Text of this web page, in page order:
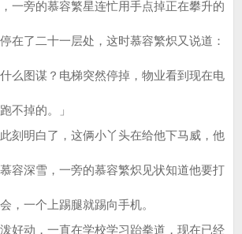
旁的慕容繁星连忙用手点掉正在攀升的
在了二十一层处，这时慕容繁炽又说道：
么图谋？电梯突然停掉，物业看到现在电
不掉的。」
明白了，这俩小丫头在给他下马威，他
容深雪，一旁的慕容繁炽见状知道他要打
，一个上踢腿就踢向手机。
动，一直在学校学习跆拳道，现在已经